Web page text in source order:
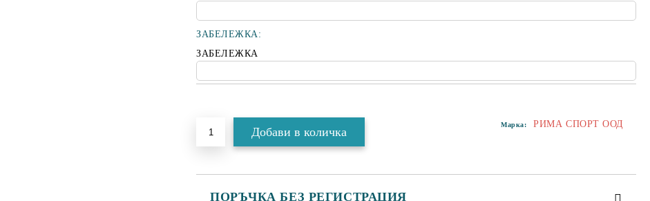
ЗАБЕЛЕЖКА:
ЗАБЕЛЕЖКА
Марка: РИМА СПОРТ ООД
ПОРЪЧКА БЕЗ РЕГИСТРАЦИЯ